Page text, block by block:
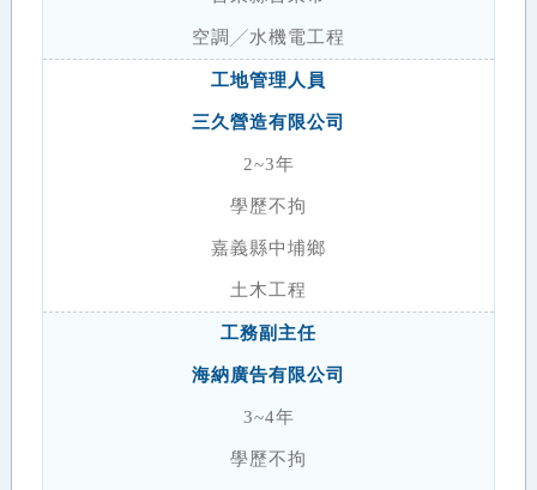
空調╱水機電工程
工地管理人員
三久營造有限公司
2~3年
學歷不拘
嘉義縣中埔鄉
土木工程
工務副主任
海納廣告有限公司
3~4年
學歷不拘